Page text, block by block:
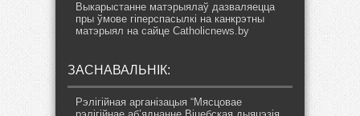
Выкарыстанне матэрыялаў дазваляецца
пры ўмове гіперспасылкі на канкрэтны
матэрыял на сайце Catholicnews.by
ЗАСНАВАЛЬНІК:
Рэлігійная арганізацыя “Мясцовае